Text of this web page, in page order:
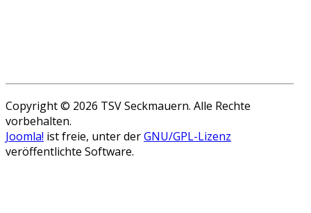
Copyright © 2026 TSV Seckmauern. Alle Rechte
vorbehalten.
Joomla! ist freie, unter derGNU/GPL-Lizenz
veröffentlichte Software.